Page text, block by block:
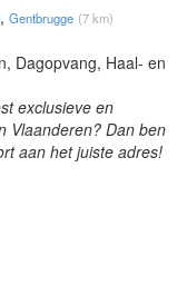
, Gentbrugge (7 km)
Dagopvang, Haal- en
exclusieve en
Vlaanderen? Dan ben
aan het juiste adres!